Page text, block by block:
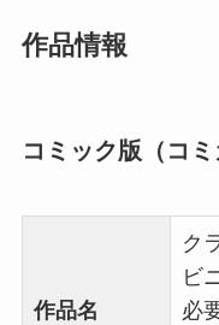
作品情報
コミック版（コミ
作品名
ク
ビ
必